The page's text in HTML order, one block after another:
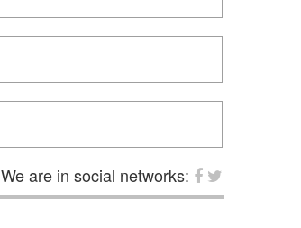
We are in social networks: